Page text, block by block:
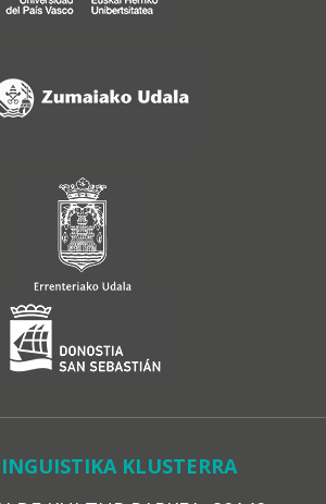
KLUSTERRA